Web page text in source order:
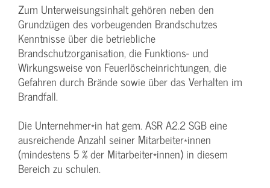
Zum Unterweisungsinhalt gehören neben den
Grundzügen des vorbeugenden Brandschutzes
Kenntnisse über die betriebliche
Brandschutzorganisation, die Funktions- und
Wirkungsweise von Feuerlöscheinrichtungen, die
Gefahren durch Brände sowie über das Verhalten im
Brandfall.
Die Unternehmer*in hat gem. ASR A2.2 SGB eine
ausreichende Anzahl seiner Mitarbeiter*innen
(mindestens 5 % der Mitarbeiter*innen) in diesem
Bereich zu schulen.